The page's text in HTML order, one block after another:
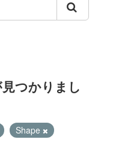
つかりまし
Shape